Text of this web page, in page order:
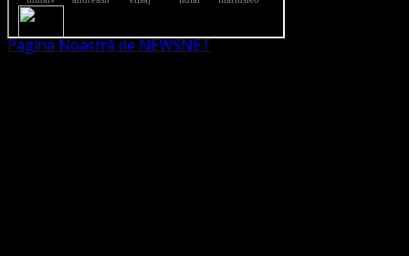
Pagina Noastră de NEWSNET